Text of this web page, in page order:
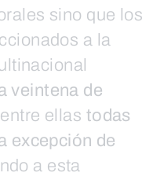
sino que los
a la
veintena de
ellas todas
excepción de
a esta